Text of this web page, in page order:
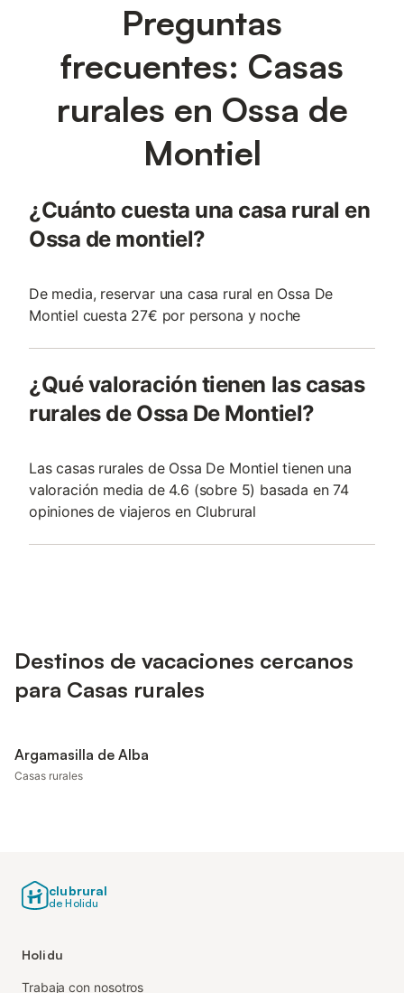
Preguntas
frecuentes: Casas
rurales en Ossa de
Montiel
¿Cuánto cuesta una casa rural en
Ossa de montiel?
De media, reservar una casa rural en Ossa De
Montiel cuesta 27€ por persona y noche
¿Qué valoración tienen las casas
rurales de Ossa De Montiel?
Las casas rurales de Ossa De Montiel tienen una
valoración media de 4.6 (sobre 5) basada en 74
opiniones de viajeros en Clubrural
Destinos de vacaciones cercanos
para Casas rurales
Argamasilla de Alba
Casas rurales
clubrural
de Holidu
Holidu
Trabaja con nosotros